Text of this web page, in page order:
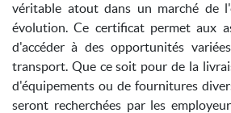
véritable atout dans un marché de
évolution. Ce certificat permet aux
d'accéder à des opportunités
transport. Que ce soit pour de la
d'équipements ou de fournitures
seront recherchées par les